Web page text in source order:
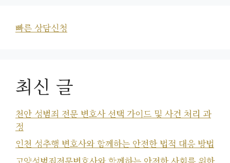
빠른 상담신청
최신 글
천안 성범죄 전문 변호사 선택 가이드 및 사건 처리 과
정
인천 성추행 변호사와 함께하는 안전한 법적 대응 방법